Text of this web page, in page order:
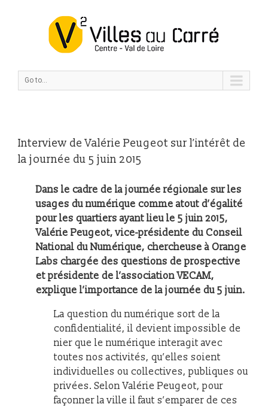
Go to...
Interview de Valérie Peugeot sur l’intérêt de
la journée du 5 juin 2015
Dans le cadre de la journée régionale sur les
usages du numérique comme atout d’égalité
pour les quartiers ayant lieu le 5 juin 2015,
Valérie Peugeot, vice-présidente du Conseil
National du Numérique, chercheuse à Orange
Labs chargée des questions de prospective
et présidente de l’association VECAM,
explique l’importance de la journée du 5 juin.
La question du numérique sort de la
confidentialité, il devient impossible de
nier que le numérique interagit avec
toutes nos activités, qu’elles soient
individuelles ou collectives, publiques ou
privées. Selon Valérie Peugeot, pour
façonner la ville il faut s’emparer de ces